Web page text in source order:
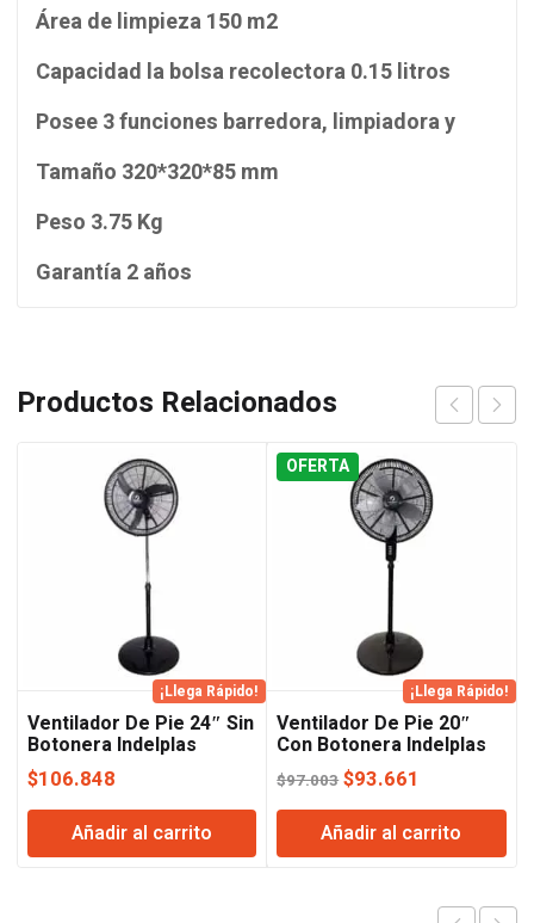
Área de limpieza 150 m2
Capacidad la bolsa recolectora 0.15 litros
Posee 3 funciones barredora, limpiadora y
Tamaño 320*320*85 mm
Peso 3.75 Kg
Garantía 2 años
Productos Relacionados
¡Llega Rápido!
Ventilador De Pie 24″ Sin
Botonera Indelplas
$106.848
Añadir al carrito
OFERTA
¡Llega Rápido!
Ventilador De Pie 20″
Con Botonera Indelplas
$97.003El
precio
original
era:
$93.661
precio
actual
es:
Añadir al carrito